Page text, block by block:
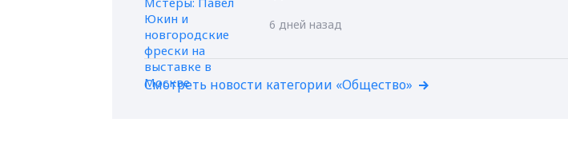
6 дней назад
Смотреть новости категории «Общество»